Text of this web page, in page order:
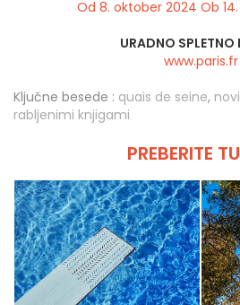
Od 8. oktober 2024 Ob
URADNO SPLETNO
www.paris.fr
Ključne besede : quais de seine,
rabljenimi knjigami
PREBERITE